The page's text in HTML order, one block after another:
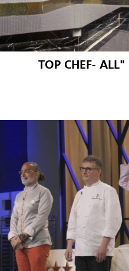
المتأهّلون إلى نصف نهائي "TOP CHEF- ALL